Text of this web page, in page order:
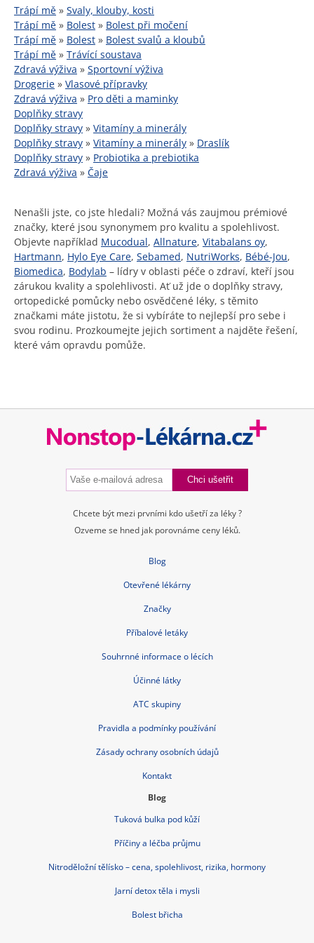
Trápí mě » Svaly, klouby, kosti
Trápí mě » Bolest » Bolest při močení
Trápí mě » Bolest » Bolest svalů a kloubů
Trápí mě » Trávící soustava
Zdravá výživa » Sportovní výživa
Drogerie » Vlasové přípravky
Zdravá výživa » Pro děti a maminky
Doplňky stravy
Doplňky stravy » Vitamíny a minerály
Doplňky stravy » Vitamíny a minerály » Draslík
Doplňky stravy » Probiotika a prebiotika
Zdravá výživa » Čaje
Nenašli jste, co jste hledali? Možná vás zaujmou prémiové
značky, které jsou synonymem pro kvalitu a spolehlivost.
Objevte například Mucodual, Allnature, Vitabalans oy,
Hartmann, Hylo Eye Care, Sebamed, NutriWorks, Bébé-Jou,
Biomedica, Bodylab – lídry v oblasti péče o zdraví, kteří jsou
zárukou kvality a spolehlivosti. Ať už jde o doplňky stravy,
ortopedické pomůcky nebo osvědčené léky, s těmito
značkami máte jistotu, že si vybíráte to nejlepší pro sebe i
svou rodinu. Prozkoumejte jejich sortiment a najděte řešení,
které vám opravdu pomůže.
Chcete být mezi prvními kdo ušetří za léky ?
Ozveme se hned jak porovnáme ceny léků.
Blog
Otevřené lékárny
Značky
Příbalové letáky
Souhrnné informace o lécích
Účinné látky
ATC skupiny
Pravidla a podmínky používání
Zásady ochrany osobních údajů
Kontakt
Blog
Tuková bulka pod kůží
Příčiny a léčba průjmu
Nitroděložní tělísko – cena, spolehlivost, rizika, hormony
Jarní detox těla i mysli
Bolest břicha